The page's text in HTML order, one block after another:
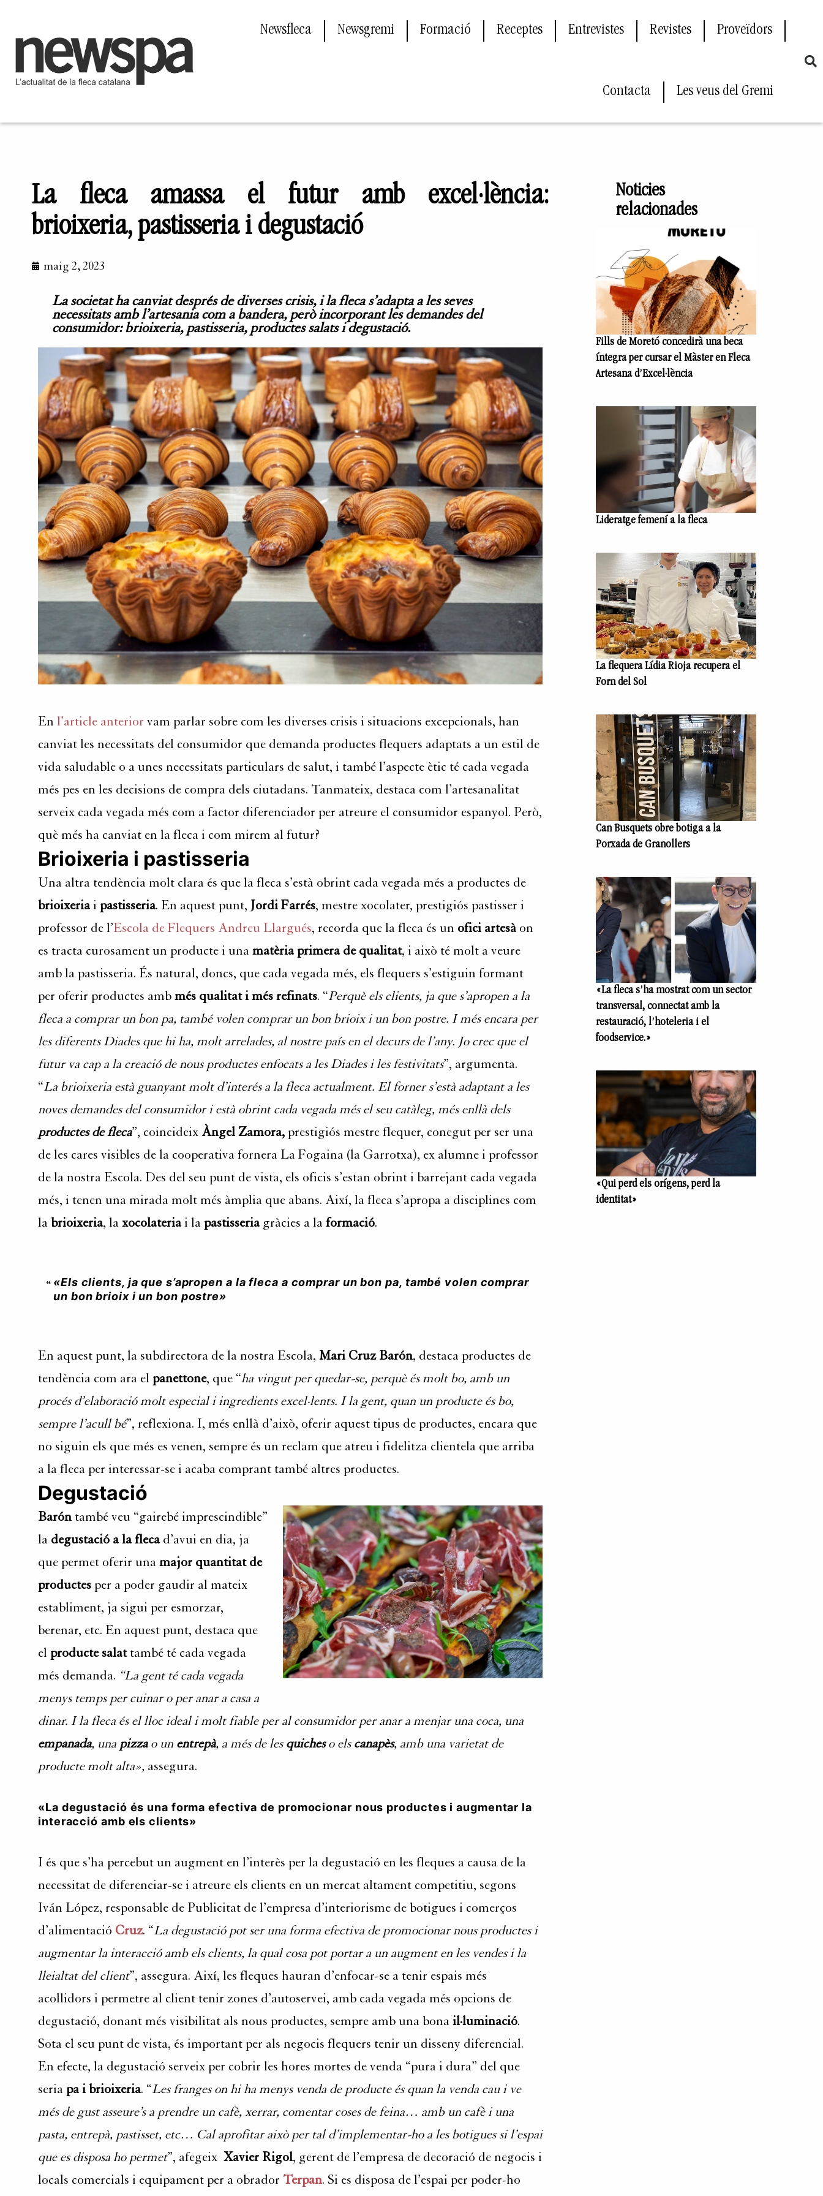
Newsfleca Newsgremi Formació Receptes Entrevistes Revistes Proveïdors
Contacta Les veus del Gremi
La fleca amassa el futur amb excel·lència:
brioixeria, pastisseria i degustació
maig 2, 2023
La societat ha canviat després de diverses crisis, i la fleca s’adapta a les seves
necessitats amb l’artesania com a bandera, però incorporant les demandes del
consumidor: brioixeria, pastisseria, productes salats i degustació.
En l’article anterior vam parlar sobre com les diverses crisis i situacions excepcionals, han
canviat les necessitats del consumidor que demanda productes flequers adaptats a un estil de
vida saludable o a unes necessitats particulars de salut, i també l’aspecte ètic té cada vegada
més pes en les decisions de compra dels ciutadans. Tanmateix, destaca com l’artesanalitat
serveix cada vegada més com a factor diferenciador per atreure el consumidor espanyol. Però,
què més ha canviat en la fleca i com mirem al futur?
Brioixeria i pastisseria
Una altra tendència molt clara és que la fleca s’està obrint cada vegada més a productes de
brioixeriai pastisseria. En aquest punt, Jordi Farrés, mestre xocolater, prestigiós pastisser i
professor de l’Escola de Flequers Andreu Llargués, recorda que la fleca és un ofici artesàon
es tracta curosament un producte i una matèria primera de qualitat, i això té molt a veure
amb la pastisseria. És natural, doncs, que cada vegada més, els flequers s’estiguin formant
per oferir productes amb més qualitat i més refinats. “Perquè els clients, ja que s’apropen a la
fleca a comprar un bon pa, també volen comprar un bon brioix i un bon postre. I més encara per
les diferents Diades que hi ha, molt arrelades, al nostre país en el decurs de l’any. Jo crec que el
futur va cap a la creació de nous productes enfocats a les Diades i les festivitats”, argumenta.
“La brioixeria està guanyant molt d’interés a la fleca actualment. El forner s’està adaptant a les
noves demandes del consumidor i està obrint cada vegada més el seu catàleg, més enllà dels
productes de fleca”, coincideix Àngel Zamora, prestigiós mestre flequer, conegut per ser una
de les cares visibles de la cooperativa fornera La Fogaina (la Garrotxa), ex alumne i professor
de la nostra Escola. Des del seu punt de vista, els oficis s’estan obrint i barrejant cada vegada
més, i tenen una mirada molt més àmplia que abans. Així, la fleca s’apropa a disciplines com
la brioixeria, la xocolateriai la pastisseriagràcies a la formació.
«Els clients, ja que s’apropen a la fleca a comprar un bon pa, també volen comprar
un bon brioix i un bon postre»
En aquest punt, la subdirectora de la nostra Escola, Mari Cruz Barón, destaca productes de
tendència com ara el panettone, que “ha vingut per quedar-se, perquè és molt bo, amb un
procés d’elaboració molt especial i ingredients excel·lents. I la gent, quan un producte és bo,
sempre l’acull bé”, reflexiona. I, més enllà d’això, oferir aquest tipus de productes, encara que
no siguin els que més es venen, sempre és un reclam que atreu i fidelitza clientela que arriba
a la fleca per interessar-se i acaba comprant també altres productes.
Degustació
Barón també veu “gairebé imprescindible”
la degustació a la flecad’avui en dia, ja
que permet oferir una major quantitat de
productes per a poder gaudir al mateix
establiment, ja sigui per esmorzar,
berenar, etc. En aquest punt, destaca que
el producte salattambé té cada vegada
més demanda. “La gent té cada vegada
menys temps per cuinar o per anar a casa a
dinar. I la fleca és el lloc ideal i molt fiable per al consumidor per anar a menjar una coca, una
empanada, una pizzao un entrepà, a més de les quicheso els canapès, amb una varietat de
producte molt alta», assegura.
«La degustació és una forma efectiva de promocionar nous productes i augmentar la
interacció amb els clients»
I és que s’ha percebut un augment en l’interès per la degustació en les fleques a causa de la
necessitat de diferenciar-se i atreure els clients en un mercat altament competitiu, segons
Iván López, responsable de Publicitat de l’empresa d’interiorisme de botigues i comerços
d’alimentació Cruz. “La degustació pot ser una forma efectiva de promocionar nous productes i
augmentar la interacció amb els clients, la qual cosa pot portar a un augment en les vendes i la
lleialtat del client”, assegura. Així, les fleques hauran d’enfocar-se a tenir espais més
acollidors i permetre al client tenir zones d’autoservei, amb cada vegada més opcions de
degustació, donant més visibilitat als nous productes, sempre amb una bona il·luminació.
Sota el seu punt de vista, és important per als negocis flequers tenir un disseny diferencial.
En efecte, la degustació serveix per cobrir les hores mortes de venda “pura i dura” del que
seria pa i brioixeria. “Les franges on hi ha menys venda de producte és quan la venda cau i ve
més de gust asseure’s a prendre un cafè, xerrar, comentar coses de feina… amb un cafè i una
pasta, entrepà, pastisset, etc… Cal aprofitar això per tal d’implementar-ho a les botigues si l’espai
que es disposa ho permet”, afegeix Xavier Rigol, gerent de l’empresa de decoració de negocis i
locals comercials i equipament per a obrador Terpan. Si es disposa de l’espai per poder-ho
Noticies
relacionades
Fills de Moretó concedirà una beca
íntegra per cursar el Màster en Fleca
Artesana d’Excel·lència
Lideratge femení a la fleca
La flequera Lídia Rioja recupera el
Forn del Sol
Can Busquets obre botiga a la
Porxada de Granollers
«La fleca s’ha mostrat com un sector
transversal, connectat amb la
restauració, l’hoteleria i el
foodservice.»
«Qui perd els orígens, perd la
identitat»